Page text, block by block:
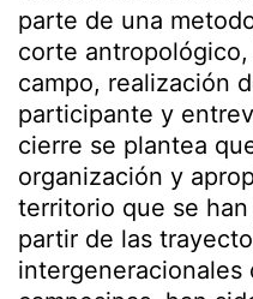
parte de una
corte
campo, realización
participante y
cierre se plantea
organización y
territorio que se
partir de las
intergeneracionales